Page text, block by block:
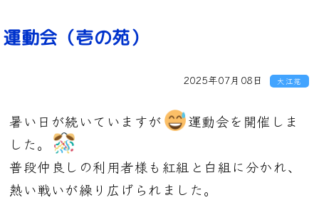
運動会（壱の苑）
2025年07月08日 大江苑
暑い日が続いていますが
運動会を開催しま
した。
普段仲良しの利用者様も紅組と白組に分かれ、
熱い戦いが繰り広げられました。